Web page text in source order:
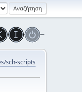
sch-scripts